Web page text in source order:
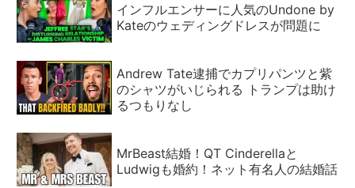
インフルエンサーに人気のUndone by
Kateのウェディングドレスが問題に
Andrew Tate逮捕でカプリパンツと紫
のシャツがいじられる トランプは助け
るつもりなし
MrBeast結婚！QT Cinderellaと
Ludwigも婚約！ネット有名人の結婚話